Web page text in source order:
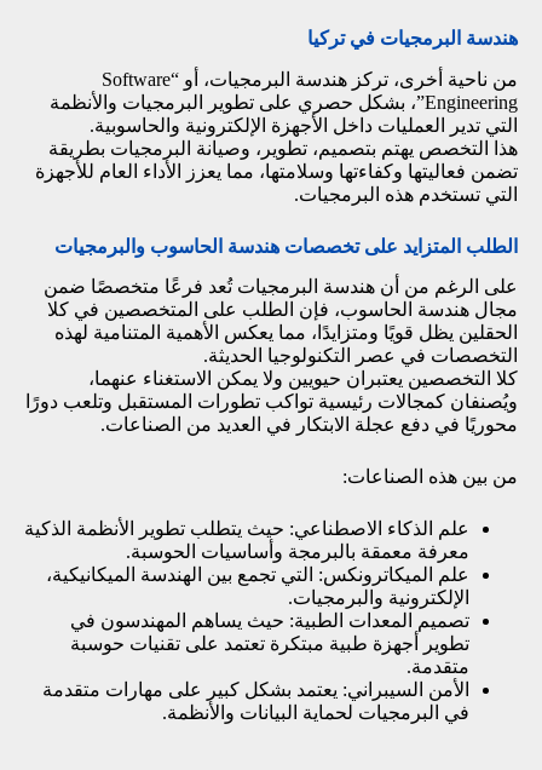
هندسة البرمجيات في تركيا
من ناحية أخرى، تركز هندسة البرمجيات، أو “Software
Engineering”، بشكل حصري على تطوير البرمجيات والأنظمة
التي تدير العمليات داخل الأجهزة الإلكترونية والحاسوبية.
هذا التخصص يهتم بتصميم، تطوير، وصيانة البرمجيات بطريقة
تضمن فعاليتها وكفاءتها وسلامتها، مما يعزز الأداء العام للأجهزة
التي تستخدم هذه البرمجيات.
الطلب المتزايد على تخصصات هندسة الحاسوب والبرمجيات
على الرغم من أن هندسة البرمجيات تُعد فرعًا متخصصًا ضمن
مجال هندسة الحاسوب، فإن الطلب على المتخصصين في كلا
الحقلين يظل قويًا ومتزايدًا، مما يعكس الأهمية المتنامية لهذه
التخصصات في عصر التكنولوجيا الحديثة.
كلا التخصصين يعتبران حيويين ولا يمكن الاستغناء عنهما،
ويُصنفان كمجالات رئيسية تواكب تطورات المستقبل وتلعب دورًا
محوريًا في دفع عجلة الابتكار في العديد من الصناعات.
من بين هذه الصناعات:
علم الذكاء الاصطناعي: حيث يتطلب تطوير الأنظمة الذكية
معرفة معمقة بالبرمجة وأساسيات الحوسبة.
علم الميكاترونكس: التي تجمع بين الهندسة الميكانيكية،
الإلكترونية والبرمجيات.
تصميم المعدات الطبية: حيث يساهم المهندسون في
تطوير أجهزة طبية مبتكرة تعتمد على تقنيات حوسبة
متقدمة.
الأمن السيبراني: يعتمد بشكل كبير على مهارات متقدمة
في البرمجيات لحماية البيانات والأنظمة.